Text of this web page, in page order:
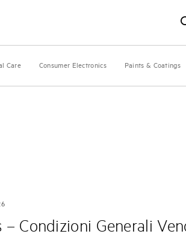
Care Consumer Electronics Paints & Coatings
– Condizioni Generali